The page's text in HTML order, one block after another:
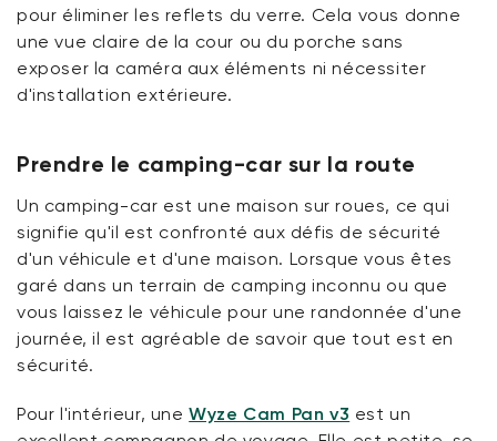
pour éliminer les reflets du verre. Cela vous donne
une vue claire de la cour ou du porche sans
exposer la caméra aux éléments ni nécessiter
d'installation extérieure.
Prendre le camping-car sur la route
Un camping-car est une maison sur roues, ce qui
signifie qu'il est confronté aux défis de sécurité
d'un véhicule et d'une maison. Lorsque vous êtes
garé dans un terrain de camping inconnu ou que
vous laissez le véhicule pour une randonnée d'une
journée, il est agréable de savoir que tout est en
sécurité.
Pour l'intérieur, uneWyze Cam Pan v3 est un